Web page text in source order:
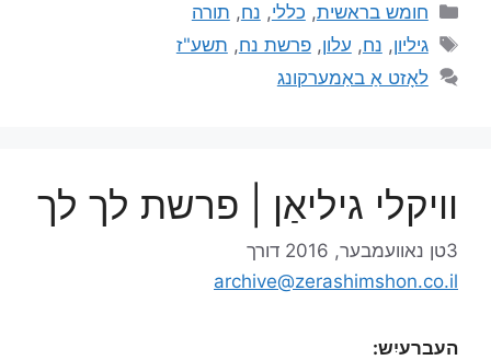
חומש בראשית, כללי, נח, תורה
גיליון, נח, עלון,פרשת נח, תשע"ז
לאָזט אַ באַמערקונג
וויקלי גיליאַן | פרשת לך לך
3טן נאוועמבער, 2016
דורך
archive@zerashimshon.co.il
העברעיִש: